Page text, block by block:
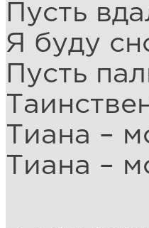
Пусть
Я буду
Пусть
Тиана –
Тиана –